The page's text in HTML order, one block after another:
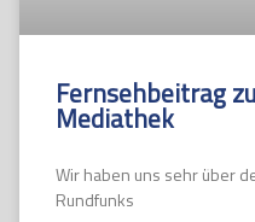
Fernsehbeitrag
Mediathek
Wir haben uns sehr über
Rundfunks